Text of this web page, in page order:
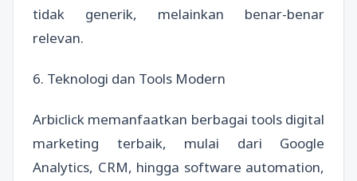
tidak generik, melainkan benar-benar
relevan.
6. Teknologi dan Tools Modern
Arbiclick memanfaatkan berbagai tools digital
marketing terbaik, mulai dari Google
Analytics, CRM, hingga software automation,